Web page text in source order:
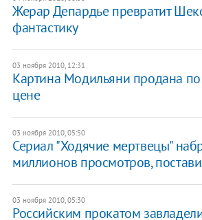
Жерар Депардье превратит
фантастику
03 ноября 2010, 12:31
Картина Модильяни продана
цене
03 ноября 2010, 05:50
Сериал "Ходячие мертвецы"
миллионов просмотров,
03 ноября 2010, 05:30
Российским прокатом